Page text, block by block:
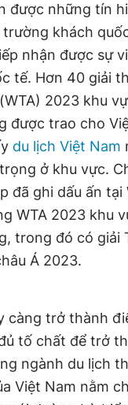
nếu không có sự
Technologies, JSC.
được những tín
khách
nhận được sự
tế. Hơn 40 giải
2023 khu
được trao cho
du lịch Việt Nam
ở khu vực.
đã ghi dấu ấn tại
WTA 2023 khu
trong đó có giải
Á 2023.
càng trở thành
tố chất để trở
ngành du lịch
Việt Nam nằm